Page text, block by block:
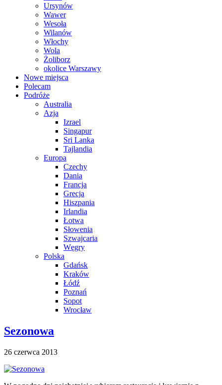
Ursynów
Wawer
Wesoła
Wilanów
Włochy
Wola
Żoliborz
okolice Warszawy
Nowe miejsca
Polecam
Podróże
Australia
Azja
Izrael
Singapur
Sri Lanka
Tajlandia
Europa
Czechy
Dania
Francja
Grecja
Hiszpania
Irlandia
Łotwa
Słowenia
Szwajcaria
Węgry
Polska
Gdańsk
Kraków
Łódź
Poznań
Sopot
Wrocław
Sezonowa
26 czerwca 2013